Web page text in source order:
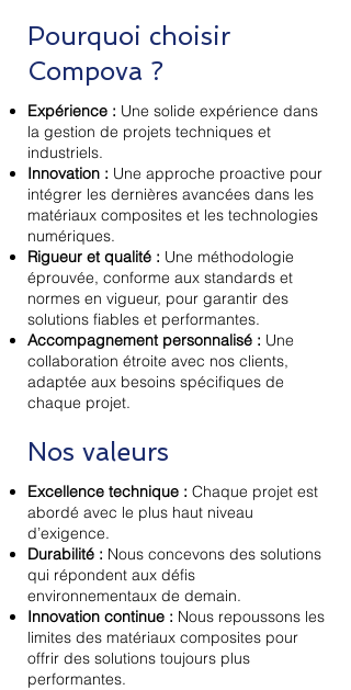
Pourquoi choisir
Compova ?
Expérience : Une solide expérience dans
la gestion de projets techniques et
industriels.
Innovation : Une approche proactive pour
intégrer les dernières avancées dans les
matériaux composites et les technologies
numériques.
Rigueur et qualité : Une méthodologie
éprouvée, conforme aux standards et
normes en vigueur, pour garantir des
solutions fiables et performantes.
Accompagnement personnalisé : Une
collaboration étroite avec nos clients,
adaptée aux besoins spécifiques de
chaque projet.
Nos valeurs
Excellence technique : Chaque projet est
abordé avec le plus haut niveau
d’exigence.
Durabilité : Nous concevons des solutions
qui répondent aux défis
environnementaux de demain.
Innovation continue : Nous repoussons les
limites des matériaux composites pour
offrir des solutions toujours plus
performantes.